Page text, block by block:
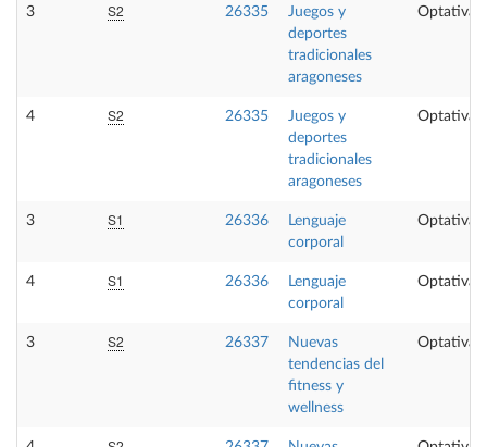
3 S2 26335
Juegos y
deportes
tradicionales
aragoneses
Optativa
4 S2 26335
Juegos y
deportes
tradicionales
aragoneses
Optativa
3 S1 26336
Lenguaje
corporal
Optativa
4 S1 26336
Lenguaje
corporal
Optativa
3 S2 26337
Nuevas
tendencias del
fitness y
wellness
Optativa